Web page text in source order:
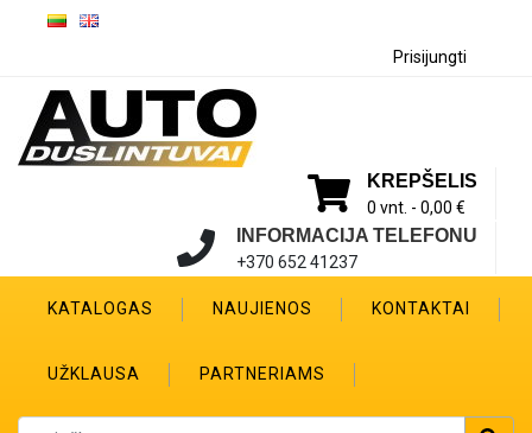
Prisijungti
KREPŠELIS
0 vnt. - 0,00 €
INFORMACIJA TELEFONU
+370 652 41237
KATALOGAS NAUJIENOS KONTAKTAI
UŽKLAUSA PARTNERIAMS